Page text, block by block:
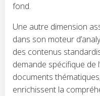
fond.
Une autre dimension
dans son moteur
des contenus
demande spécifique de
documents
enrichissent la